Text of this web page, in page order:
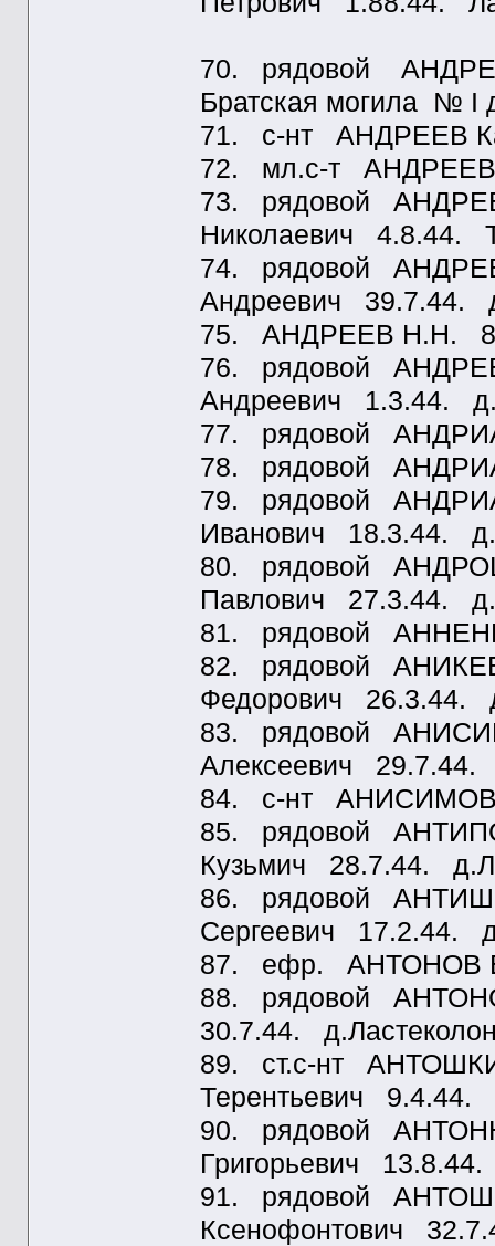
70. рядовой
Братская могила № I
71. с-нт АНДРЕЕВ
72. мл.с-т АНДРЕЕВ
73. рядовой
Николаевич 4.8.44.
74. рядовой
Андреевич 39.7.44.
75. АНДРЕЕВ Н.Н.
76. рядовой
Андреевич 1.3.44.
77. рядовой
78. рядовой
79. рядовой
Иванович 18.3.44.
80. рядовой
Павлович 27.3.44.
81. рядовой
82. рядовой
Федорович 26.3.44.
83. рядовой
Алексеевич 29.7.44.
84. с-нт АНИСИМОВ
85. рядовой
Кузьмич 28.7.44.
86. рядовой
Сергеевич 17.2.44.
87. ефр. АНТОНОВ
88. рядовой
30.7.44.
89. ст.с-нт
Терентьевич 9.4.44.
90. рядовой
Григорьевич
91. рядовой
Ксенофонтович